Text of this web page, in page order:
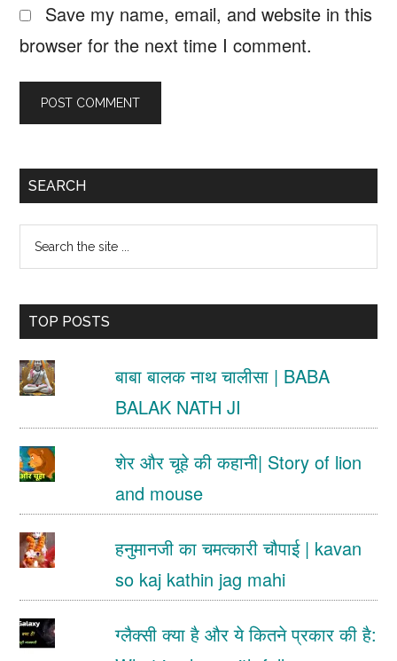
Save my name, email, and website in this
browser for the next time I comment.
Primary
SEARCH
Search
the
site
...TOP POSTS
बाबा बालक नाथ चालीसा | BABA
BALAK NATH JI
शेर और चूहे की कहानी| Story of lion
and mouse
हनुमानजी का चमत्कारी चौपाई | kavan
so kaj kathin jag mahi
ग्लैक्सी क्या है और ये कितने प्रकार की है: